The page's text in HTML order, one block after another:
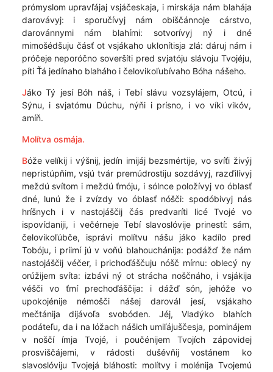
prómyslom upravľájaj vsjáčeskaja, i mirskája nám blahája
darovávyj: i sporučívyj nám obiščánnoje cárstvo,
darovánnymi nám blahími: sotvorívyj ný i dné
mimošédšuju čásť ot vsjákaho uklonítisja zlá: dáruj nám i
próčeje neporóčno soveršíti pred svjatóju slávoju Tvojéju,
píti Ťá jedínaho blaháho i čelovikoľubívaho Bóha nášeho.
Jáko Tý jesí Bóh náš, i Tebí slávu vozsylájem, Otcú, i
Sýnu, i svjatómu Dúchu, nýňi i prísno, i vo víki vikóv,
amíň.
Molítva osmája.
Bóže velíkij i výšnij, jedín imijáj bezsmértije, vo svíťi živýj
nepristúpňim, vsjú tvár premúdrostiju sozdávyj, razďilívyj
meždú svítom i meždú ťmóju, i sólnce položívyj vo óblasť
dné, lunú že i zvízdy vo óblasť nóšči: spodóbivyj nás
hríšnych i v nastojáščij čás predvaríti licé Tvojé vo
ispovídaniji, i večérneje Tebí slavoslóvije prinestí: sám,
čelovikoľúbče, isprávi molítvu nášu jáko kadílo pred
Tobóju, i priimí jú v voňú blahouchánija: podážď že nám
nastojáščij véčer, i prichoďáščuju nóšč mírnu: oblecý ny
orúžijem svíta: izbávi ný ot strácha noščnáho, i vsjákija
véšči vo ťmí prechoďáščija: i dážď són, jehóže vo
upokojénije némošči nášej darovál jesí, vsjákaho
mečtánija dijávoľa svobóden. Jéj, Vladýko blahích
podáteľu, da i na lóžach nášich umiľájuščesja, pominájem
v noščí ímja Tvojé, i poučénijem Tvojích zápovidej
prosviščájemi, v rádosti dušévňij vostánem ko
slavoslóviju Tvojejá bláhosti: molítvy i molénija Tvojemú